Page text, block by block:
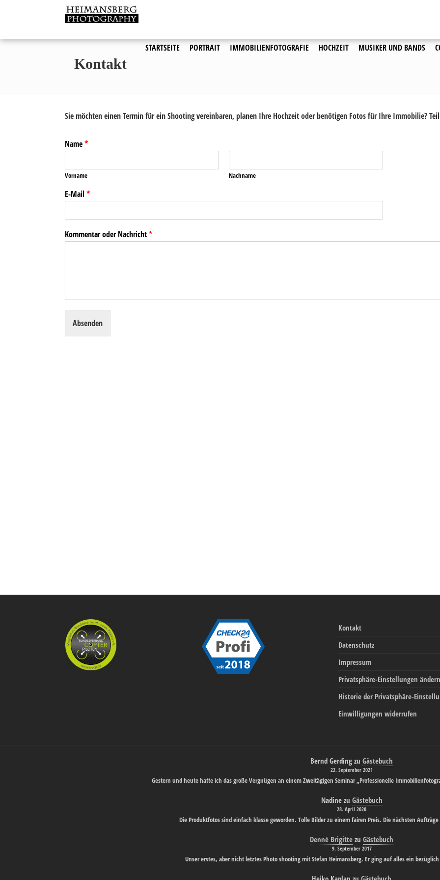
STARTSEITE PORTRAIT IMMOBILIENFOTOGRAFIE HOCHZEIT MUSIKER UND BANDS
Kontakt
Sie möchten einen Termin für ein Shooting vereinbaren, planen Ihre Hochzeit oder benötigen Fotos für Ihre Immobilie?
Name*
Vorname Nachname
E-Mail *
Kommentar oder Nachricht*
Absenden
Kontakt
Datenschutz
Impressum
Privatsphäre-Einstellungen ändern
Historie der Privatsphäre-
Einwilligungen widerrufen
Bernd Gerding zuGästebuch
22. September 2021
Gestern und heute hatte ich das große Vergnügen an einem Zweitägigen Seminar „Professionelle
Nadinezu Gästebuch
28. April 2020
Die Produktfotos sind einfach klasse geworden. Tolle Bilder zu einem fairen Preis. Die nächsten
Denné Brigitte zuGästebuch
9. September 2017
Unser erstes, aber nicht letztes Photo shooting mit Stefan Heimansberg. Er ging auf alles ein